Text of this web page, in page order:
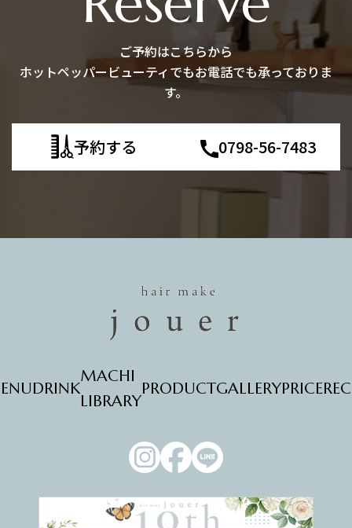
ご予約はこちらから
ホットペッパービューティでもお電話でも承っておりま
す。
予約する 0798-56-7483
DRINK
MACHI
LIBRARY
PRODUCTGALLERYPRICE